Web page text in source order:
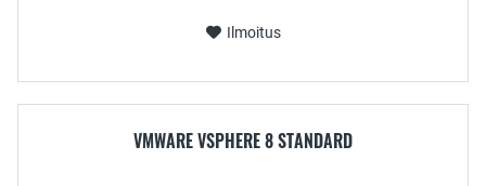
Ilmoitus
VMWARE VSPHERE 8 STANDARD